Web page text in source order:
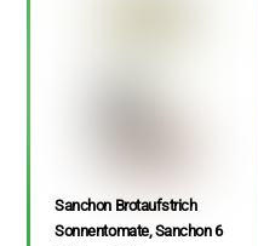
Sanchon Brotaufstrich
Sonnentomate, Sanchon 6